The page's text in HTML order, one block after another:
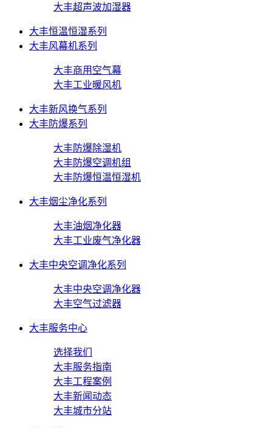
大丰超声波加湿器
大丰恒温恒湿系列
大丰风幕机系列
大丰商用空气幕
大丰工业暖风机
大丰新风换气系列
大丰防爆系列
大丰防爆除湿机
大丰防爆空调机组
大丰防爆恒温恒湿机
大丰烟尘净化系列
大丰油烟净化器
大丰工业废气净化器
大丰中央空调净化系列
大丰中央空调净化器
大丰空气过滤器
大丰服务中心
选择我们
大丰服务指南
大丰工程案例
大丰新闻动态
大丰城市分站